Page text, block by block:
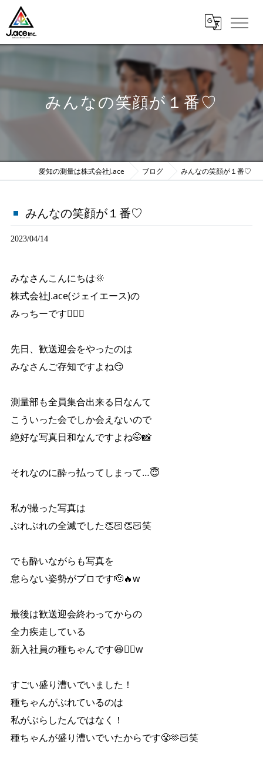
みんなの笑顔が１番♡
愛知の測量は株式会社J.ace ブログ みんなの笑顔が１番♡
みんなの笑顔が１番♡
2023/04/14
みなさんこんにちは🌞
株式会社J.ace(ジェイエース)の
みっちーです🙋‍♀️✨
先日、歓送迎会をやったのは
みなさんご存知ですよね😏
測量部も全員集合出来る日なんて
こういった会でしか会えないので
絶好な写真日和なんですよね🤭📸
それなのに酔っ払ってしまって…😇
私が撮った写真は
ぶれぶれの全滅でした👏🏻👏🏻笑
でも酔いながらも写真を
怠らない姿勢がプロです🫡🔥w
最後は歓送迎会終わってからの
全力疾走している
新入社員の種ちゃんです😆✌🏻w
すごい盛り漕いでいました！
種ちゃんがぶれているのは
私がぶらしたんではなく！
種ちゃんが盛り漕いでいたからです😤🫶🏻笑